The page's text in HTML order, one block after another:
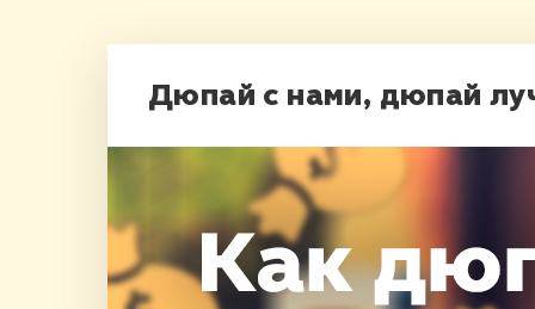
Дюпай с нами, дюпай